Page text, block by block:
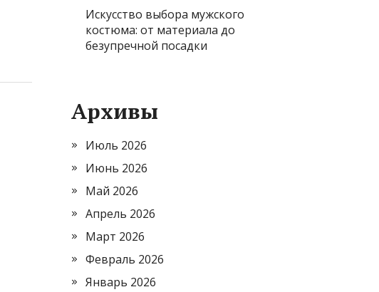
Искусство выбора мужского
костюма: от материала до
безупречной посадки
Архивы
Июль 2026
Июнь 2026
Май 2026
Апрель 2026
Март 2026
Февраль 2026
Январь 2026